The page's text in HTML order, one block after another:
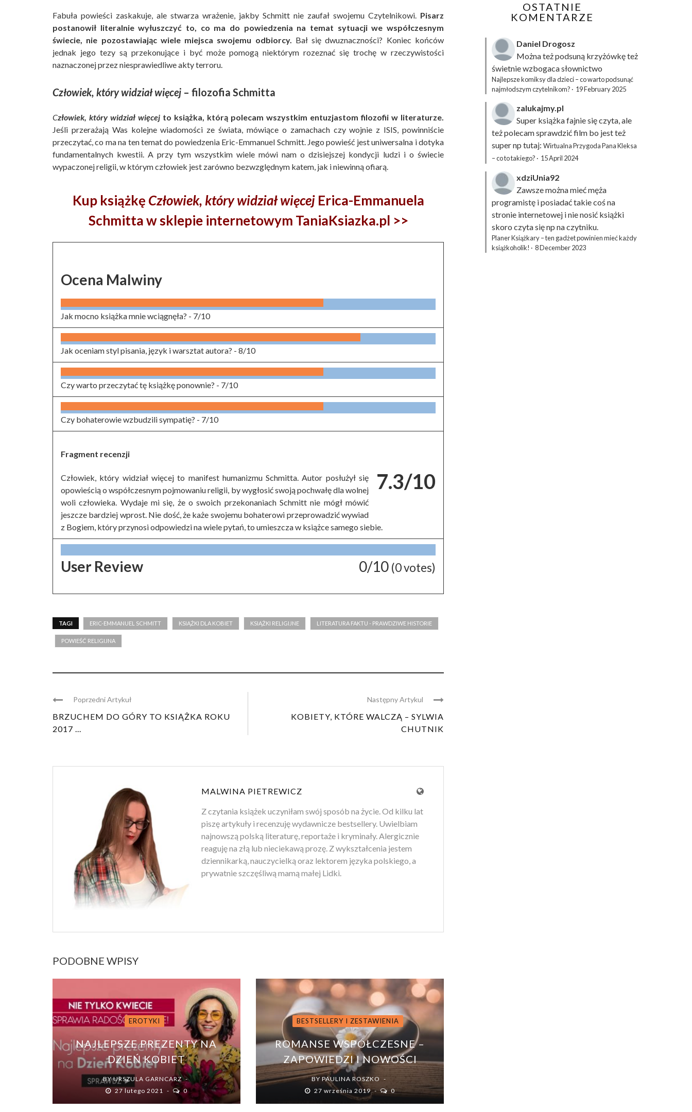
Fabuła powieści zaskakuje, ale stwarza wrażenie, jakby Schmitt nie zaufał swojemu Czytelnikowi. Pisarz
postanowił literalnie wyłuszczyć to, co ma do powiedzenia na temat sytuacji we współczesnym
świecie, nie pozostawiając wiele miejsca swojemu odbiorcy. Bał się dwuznaczności? Koniec końców
jednak jego tezy są przekonujące i być może pomogą niektórym rozeznać się trochę w rzeczywistości
naznaczonej przez niesprawiedliwe akty terroru.
Człowiek, który widział więcej – filozofia Schmitta
Człowiek, który widział więcej to książka, którą polecam wszystkim entuzjastom filozofii w literaturze.
Jeśli przerażają Was kolejne wiadomości ze świata, mówiące o zamachach czy wojnie z ISIS, powinniście
przeczytać, co ma na ten temat do powiedzenia Eric-Emmanuel Schmitt. Jego powieść jest uniwersalna i dotyka
fundamentalnych kwestii. A przy tym wszystkim wiele mówi nam o dzisiejszej kondycji ludzi i o świecie
wypaczonej religii, w którym człowiek jest zarówno bezwzględnym katem, jak i niewinną ofiarą.
Kup książkę Człowiek, który widział więcejErica-Emmanuela
Schmitta w sklepie internetowym TaniaKsiazka.pl >>
Ocena Malwiny
Jak mocno książka mnie wciągnęła? - 7/10
Jak oceniam styl pisania, język i warsztat autora? - 8/10
Czy warto przeczytać tę książkę ponownie? - 7/10
Czy bohaterowie wzbudzili sympatię? - 7/10
7.3/10
Fragment recenzji
Człowiek, który widział więcej to manifest humanizmu Schmitta. Autor posłużył się
opowieścią o współczesnym pojmowaniu religii, by wygłosić swoją pochwałę dla wolnej
woli człowieka. Wydaje mi się, że o swoich przekonaniach Schmitt nie mógł mówić
jeszcze bardziej wprost. Nie dość, że każe swojemu bohaterowi przeprowadzić wywiad
z Bogiem, który przynosi odpowiedzi na wiele pytań, to umieszcza w książce samego siebie.
User Review 0/10 (0votes)
TAGI ERIC-EMMANUEL SCHMITT KSIĄŻKI DLA KOBIET KSIĄŻKI RELIGIJNE LITERATURA FAKTU - PRAWDZIWE HISTORIE
POWIEŚĆ RELIGIJNA
Poprzedni Artykuł
BRZUCHEM DO GÓRY TO KSIĄŻKA ROKU
2017 ...
Następny Artykul
KOBIETY, KTÓRE WALCZĄ – SYLWIA
CHUTNIK
MALWINA PIETREWICZ
Z czytania książek uczyniłam swój sposób na życie. Od kilku lat
piszę artykuły i recenzuję wydawnicze bestsellery. Uwielbiam
najnowszą polską literaturę, reportaże i kryminały. Alergicznie
reaguję na złą lub nieciekawą prozę. Z wykształcenia jestem
dziennikarką, nauczycielką oraz lektorem języka polskiego, a
prywatnie szczęśliwą mamą małej Lidki.
PODOBNE WPISY
EROTYKI
NAJLEPSZE PREZENTY NA
DZIEŃ KOBIET
BYURSZULA GARNCARZ
27 lutego 2021
0
BESTSELLERY I ZESTAWIENIA
ROMANSE WSPÓŁCZESNE –
ZAPOWIEDZI I NOWOŚCI
BYPAULINA ROSZKO
27 września 2019
0
OSTATNIE
KOMENTARZE
Daniel Drogosz
Można też podsuną krzyżówkęteż
świetnie wzbogaca słownictwo
Najlepsze komiksy dla dzieci – co warto podsunąć
najmłodszym czytelnikom? · 19 February 2025
zalukajmy.pl
Super książka fajnie się czyta, ale
też polecam sprawdzić film bo jest też
super np tutaj: Wirtualna Przygoda Pana Kleksa
– co to takiego? · 15 April 2024
xdziUnia92
Zawsze można mieć męża
programistę i posiadać takie coś na
stronie internetowej i nie nosić książki
skoro czyta się np na czytniku.
Planer Książkary – ten gadżet powinien mieć każdy
książkoholik! · 8 December 2023